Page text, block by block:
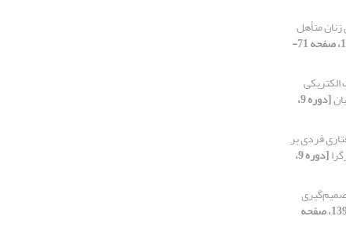
زنان متأهل
[دوره 9، شماره 4، 1397، صفحه 71-
[دوره 9،
فردی بر
[دوره 9،
[دوره 9، شماره 4، 1397، صفحه